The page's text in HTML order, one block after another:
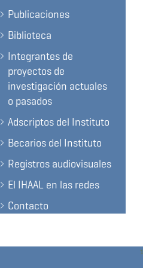
Publicaciones
Biblioteca
Integrantes de
proyectos de
investigación actuales
o pasados
Adscriptos del Instituto
Becarios del Instituto
Registros audiovisuales
El IHAAL en las redes
Contacto